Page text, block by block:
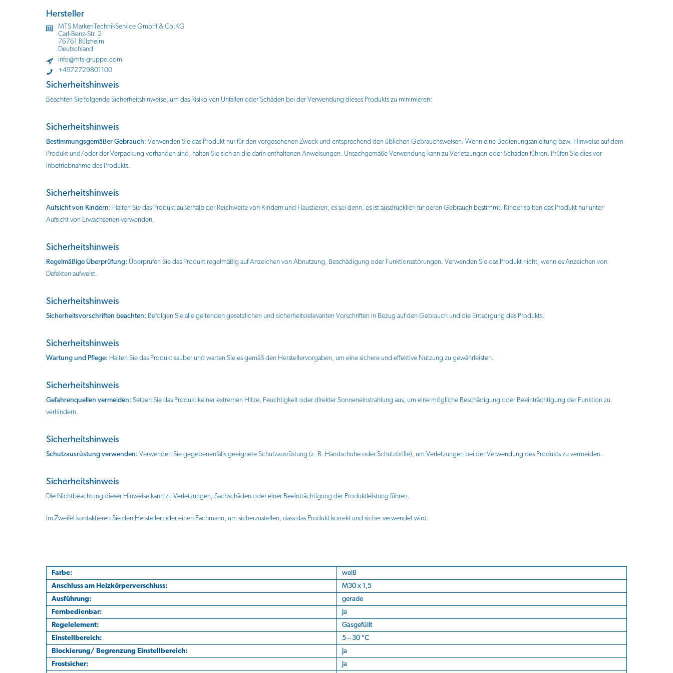
Hersteller
MTS MarkenTechnikService GmbH & Co.KG
Carl-Benz-Str. 2
76761 Rülzheim
Deutschland
info@mts-gruppe.com
+4972729801100
Sicherheitshinweis
Beachten Sie folgende Sicherheitshinweise, um das Risiko von Unfällen oder Schäden bei der Verwendung dieses Produkts zu minimieren:
Sicherheitshinweis
Bestimmungsgemäßer Gebrauch: Verwenden Sie das Produkt nur für den vorgesehenen Zweck und entsprechend den üblichen Gebrauchsweisen. Wenn eine Bedienungsanleitung bzw. Hinweise auf dem
Produkt und/oder der Verpackung vorhanden sind, halten Sie sich an die darin enthaltenen Anweisungen. Unsachgemäße Verwendung kann zu Verletzungen oder Schäden führen. Prüfen Sie dies vor
Inbetriebnahme des Produkts.
Sicherheitshinweis
Aufsicht von Kindern: Halten Sie das Produkt außerhalb der Reichweite von Kindern und Haustieren, es sei denn, es ist ausdrücklich für deren Gebrauch bestimmt. Kinder sollten das Produkt nur unter
Aufsicht von Erwachsenen verwenden.
Sicherheitshinweis
Regelmäßige Überprüfung: Überprüfen Sie das Produkt regelmäßig auf Anzeichen von Abnutzung, Beschädigung oder Funktionsstörungen. Verwenden Sie das Produkt nicht, wenn es Anzeichen von
Defekten aufweist.
Sicherheitshinweis
Sicherheitsvorschriften beachten: Befolgen Sie alle geltenden gesetzlichen und sicherheitsrelevanten Vorschriften in Bezug auf den Gebrauch und die Entsorgung des Produkts.
Sicherheitshinweis
Wartung und Pflege: Halten Sie das Produkt sauber und warten Sie es gemäß den Herstellervorgaben, um eine sichere und effektive Nutzung zu gewährleisten.
Sicherheitshinweis
Gefahrenquellen vermeiden: Setzen Sie das Produkt keiner extremen Hitze, Feuchtigkeit oder direkter Sonneneinstrahlung aus, um eine mögliche Beschädigung oder Beeinträchtigung der Funktion zu
verhindern.
Sicherheitshinweis
Schutzausrüstung verwenden: Verwenden Sie gegebenenfalls geeignete Schutzausrüstung (z. B. Handschuhe oder Schutzbrille), um Verletzungen bei der Verwendung des Produkts zu vermeiden.
Sicherheitshinweis
Die Nichtbeachtung dieser Hinweise kann zu Verletzungen, Sachschäden oder einer Beeinträchtigung der Produktleistung führen.
Im Zweifel kontaktieren Sie den Hersteller oder einen Fachmann, um sicherzustellen, dass das Produkt korrekt und sicher verwendet wird.
Farbe:
weiß
Anschluss am Heizkörperverschluss:
M30 x 1,5
Ausführung:
gerade
Fernbedienbar:
Ja
Regelelement:
Gasgefüllt
Einstellbereich:
5 – 30 °C
Blockierung/ Begrenzung Einstellbereich:
Ja
Frostsicher:
Ja